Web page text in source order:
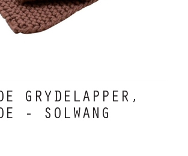
GRYDELAPPER,
- SOLWANG